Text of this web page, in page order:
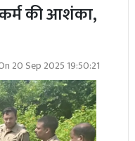
की आशंका,
20 Sep 2025 19:50:21